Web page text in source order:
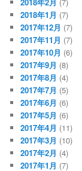
2018年1月 (7)
2017年12月 (7)
2017年11月 (7)
2017年10月 (6)
2017年9月 (8)
2017年8月 (4)
2017年7月 (5)
2017年6月 (6)
2017年5月 (6)
2017年4月 (11)
2017年3月 (10)
2017年2月 (4)
2017年1月 (7)